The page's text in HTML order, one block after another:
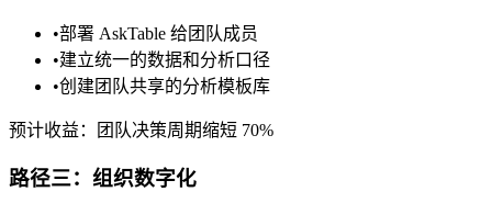
•部署 AskTable 给团队成员
•建立统一的数据和分析口径
•创建团队共享的分析模板库
预计收益：团队决策周期缩短 70%
路径三：组织数字化